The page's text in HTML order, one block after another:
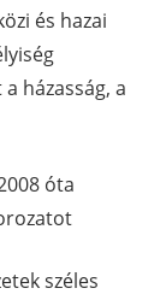
és hazai
házasság, a
óta
széles